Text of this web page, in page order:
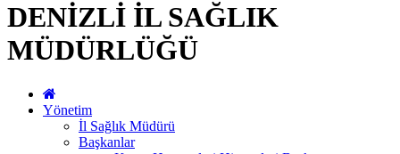
DENİZLİ İL SAĞLIK
MÜDÜRLÜĞÜ
Yönetim
İl Sağlık Müdürü
Başkanlar